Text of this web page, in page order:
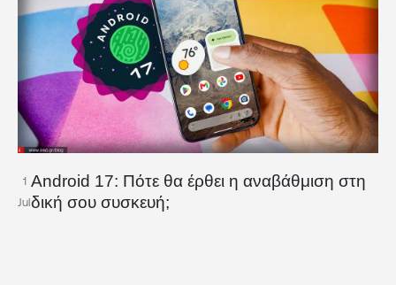
1
Jul
Android 17: Πότε θα έρθει η αναβάθμιση στη
δική σου συσκευή;